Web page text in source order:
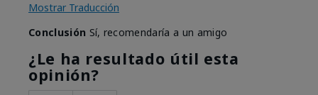
Mostrar Traducción
Conclusión Sí, recomendaría a un amigo
¿Le ha resultado útil esta
opinión?